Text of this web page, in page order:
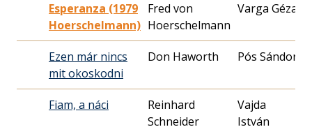
Esperanza (1979
Hoerschelmann)
Fred von
Hoerschelmann
Varga Géza
Ezen már nincs
mit okoskodni
Don Haworth Pós Sándor
Fiam, a náci
Reinhard
Schneider
Vajda
István